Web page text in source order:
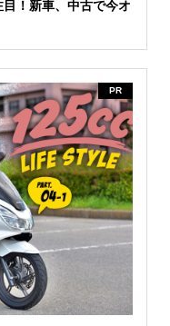
目！新車、中古で今オ
PR